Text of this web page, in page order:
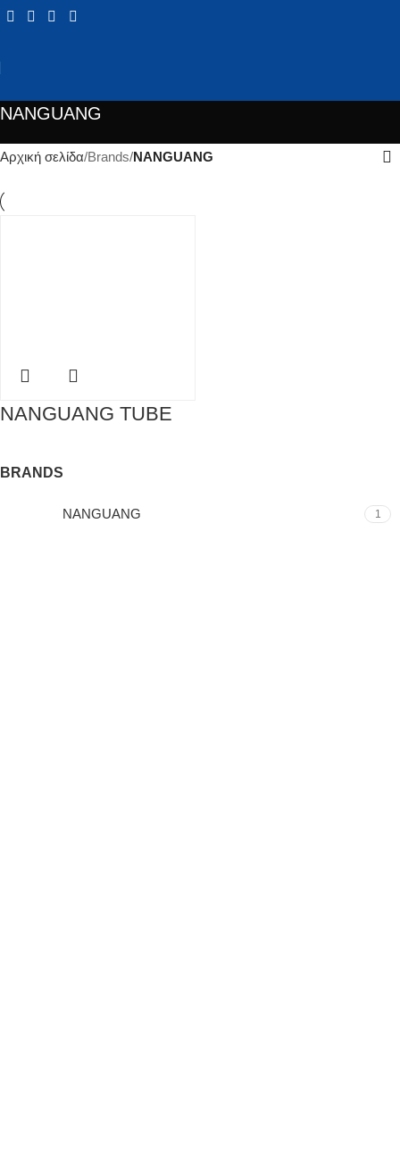
NANGUANG
BRANDS
NANGUANG 1
Αρχική σελίδα Brands NANGUANG
NANGUANG TUBE